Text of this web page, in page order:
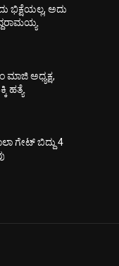
ಭಿಕ್ಷೆಯಲ್ಲ, ಅದು
ಮಾಜಿ ಅಧ್ಯಕ್ಷ,
ಹತ್ಯೆ
ಗೇಟ್‌ ಬಿದ್ದು 4